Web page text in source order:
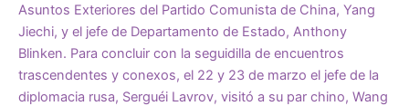
Asuntos Exteriores del Partido Comunista de China, Yang
Jiechi, y el jefe de Departamento de Estado, Anthony
Blinken. Para concluir con la seguidilla de encuentros
trascendentes y conexos, el 22 y 23 de marzo el jefe de la
diplomacia rusa, Serguéi Lavrov, visitó a su par chino, Wang